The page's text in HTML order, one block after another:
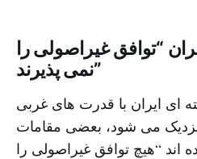
“توافق غیراصولی را
نمی پذیرند”
ای ایران با قدرت های غربی
می شود، بعضی مقامات
اند “هیچ توافق غیراصولی را